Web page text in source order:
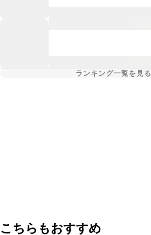
ランキング一覧を見る
こちらもおすすめ